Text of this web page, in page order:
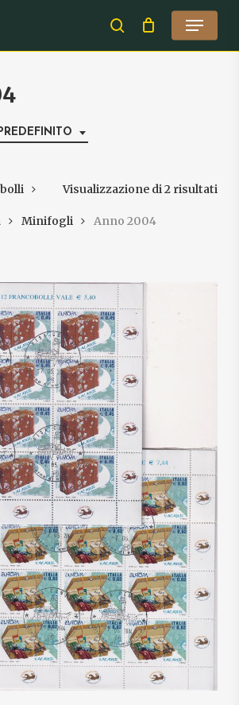
search
Menu
Visualizzazione di 2 risultati
Minifogli Anno 2004
€36,00
€22,00
Close